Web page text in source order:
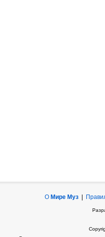
О Мире Муз|